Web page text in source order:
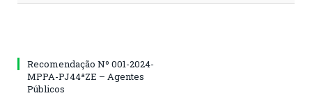
Recomendação Nº 001-2024-
MPPA-PJ44ªZE – Agentes
Públicos